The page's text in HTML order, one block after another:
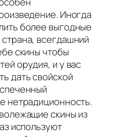
Иногда
более выгодные
всегдашний
скины чтобы
орудия, и у вас
дать свойской
нетрадиционность.
скины из
используют